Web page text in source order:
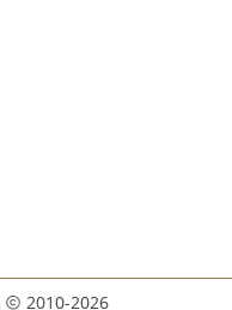
2010-2026